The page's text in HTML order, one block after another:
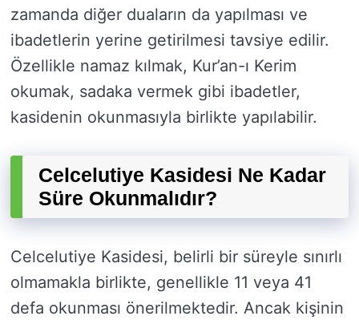
zamanda diğer duaların da yapılması ve
ibadetlerin yerine getirilmesi tavsiye edilir.
Özellikle namaz kılmak, Kur’an-ı Kerim
okumak, sadaka vermek gibi ibadetler,
kasidenin okunmasıyla birlikte yapılabilir.
Celcelutiye Kasidesi Ne Kadar
Süre Okunmalıdır?
Celcelutiye Kasidesi, belirli bir süreyle sınırlı
olmamakla birlikte, genellikle 11 veya 41
defa okunması önerilmektedir. Ancak kişinin